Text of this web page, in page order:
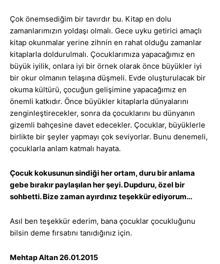
Çok önemsediğim bir tavırdır bu. Kitap en dolu
zamanlarımızın yoldaşı olmalı. Gece uyku getirici amaçlı
kitap okunmalar yerine zihnin en rahat olduğu zamanlar
kitaplarla doldurulmalı. Çocuklarımıza yapacağımız en
büyük iyilik, onlara iyi bir örnek olarak önce büyükler iyi
bir okur olmanın telaşına düşmeli. Evde oluşturulacak bir
okuma kültürü, çocuğun gelişimine yapacağımız en
önemli katkıdır. Önce büyükler kitaplarla dünyalarını
zenginleştirecekler, sonra da çocuklarını bu dünyanın
gizemli bahçesine davet edecekler. Çocuklar, büyüklerle
birlikte bir şeyler yapmayı çok seviyorlar. Bunu denemeli,
çocuklarla anlam katmalı hayata.
Çocuk kokusunun sindiği her ortam, duru bir anlama
gebe bırakır paylaşılan her şeyi. Dupduru, özel bir
sohbetti. Bize zaman ayırdınız teşekkür ediyorum…
Asıl ben teşekkür ederim, bana çocuklar çocukluğunu
bilsin deme fırsatını tanıdığınız için.
Mehtap Altan 26.01.2015